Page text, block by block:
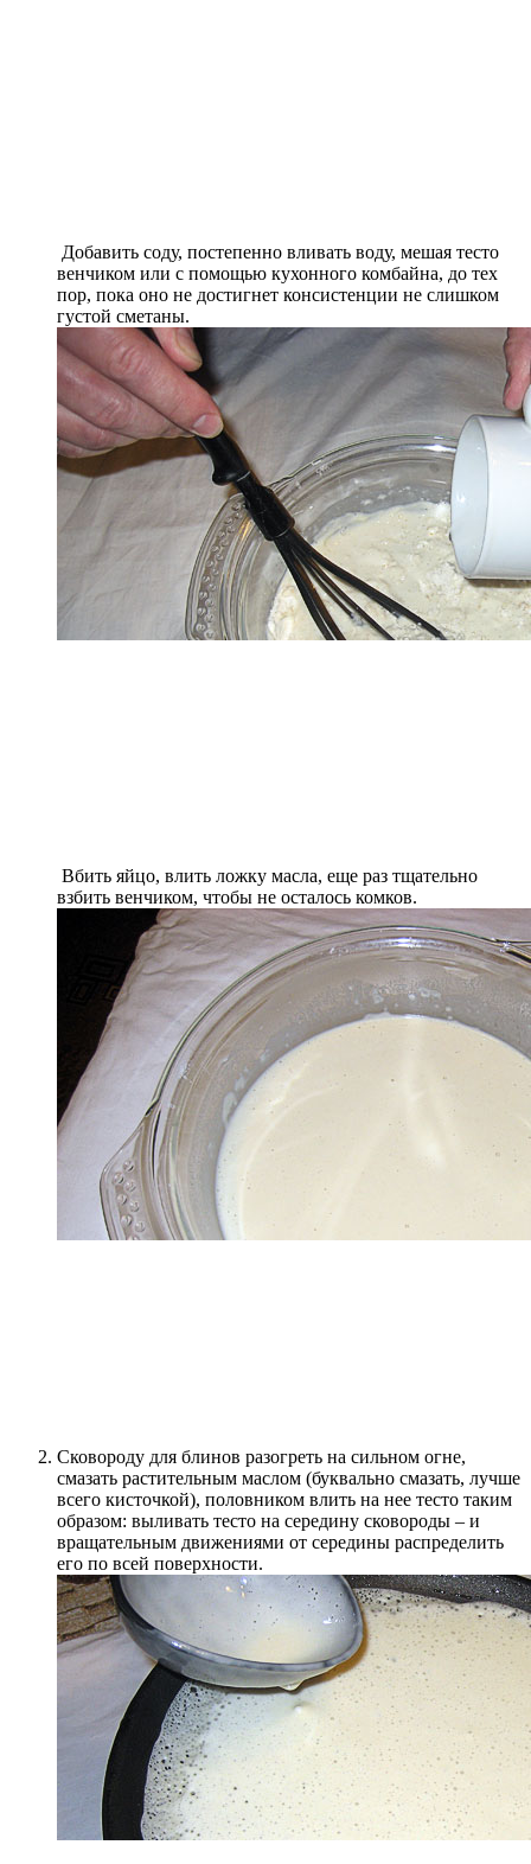
Добавить соду, постепенно вливать воду, мешая тесто
венчиком или с помощью кухонного комбайна, до тех
пор, пока оно не достигнет консистенции не слишком
густой сметаны.
Вбить яйцо, влить ложку масла, еще раз тщательно
взбить венчиком, чтобы не осталось комков.
Сковороду для блинов разогреть на сильном огне,
смазать растительным маслом (буквально смазать, лучше
всего кисточкой), половником влить на нее тесто таким
образом: выливать тесто на середину сковороды – и
вращательным движениями от середины распределить
его по всей поверхности.